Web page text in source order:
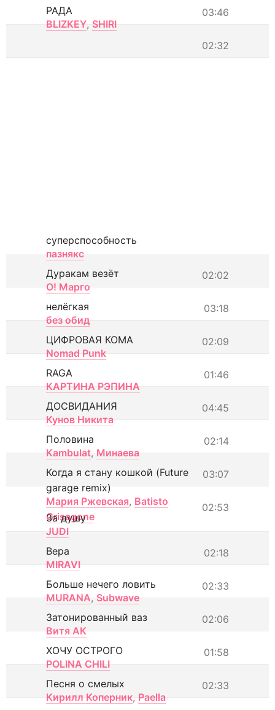
03:46
РАДА
BLIZKEY, SHIRI
02:32
суперспособность
пазнякс
02:02
Дуракам везёт
О! Марго
03:18
нелёгкая
без обид
02:09
ЦИФРОВАЯ КОМА
Nomad Punk
01:46
RAGA
КАРТИНА РЭПИНА
04:45
ДОСВИДАНИЯ
Кунов Никита
02:14
Половина
Kambulat, Минаева
03:07
Когда я стану кошкой (Future
garage remix)
Мария Ржевская, Batisto
Grisagone
02:53
За душу
JUDI
02:18
Вера
MIRAVI
02:33
Больше нечего ловить
MURANA, Subwave
02:06
Затонированный ваз
Витя АК
01:58
ХОЧУ ОСТРОГО
POLINA CHILI
02:33
Песня о смелых
Кирилл Коперник, Paella